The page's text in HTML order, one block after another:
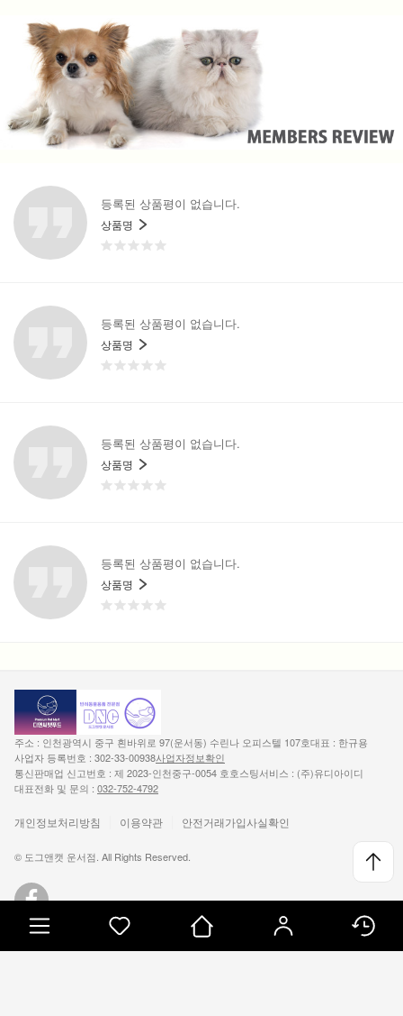
등록된 상품평이 없습니다.
상품명
등록된 상품평이 없습니다.
상품명
등록된 상품평이 없습니다.
상품명
등록된 상품평이 없습니다.
상품명
주소 : 인천광역시 중구 흰바위로 97(운서동) 수린나 오피스텔 107호대표 : 한규용
사업자 등록번호 : 302-33-00938사업자정보확인
통신판매업 신고번호 : 제 2023-인천중구-0054 호호스팅서비스 : (주)유디아이디
대표전화 및 문의 : 032-752-4792
개인정보처리방침 이용약관 안전거래가입사실확인
© 도그앤캣 운서점. All Rights Reserved.